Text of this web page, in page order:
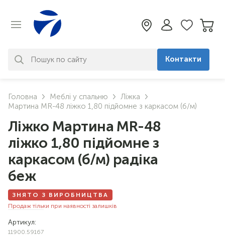
знайдено. Уточніть свій запит
Контакти
Головна Меблі у спальню
Ліжка
Мартина MR-48 ліжко 1,80 підйомне з каркасом (б/м)
Ліжко Мартина MR-48
ліжко 1,80 підйомне з
каркасом (б/м) радіка
беж
ЗНЯТО З ВИРОБНИЦТВА
Продаж тільки при наявності залишків
Артикул:
11900.59167